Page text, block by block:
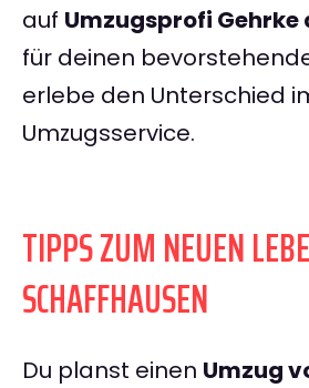
auf Umzugsprofi Gehrke
für deinen
erlebe den Unterschied
Umzugsservice.
TIPPS ZUM NEUEN
SCHAFFHAUSEN
Du planst einen Umzug